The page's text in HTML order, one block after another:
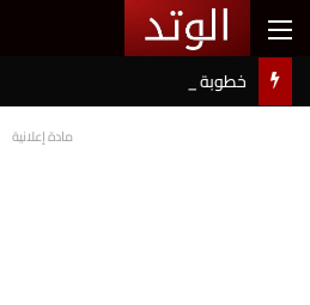
القائمة
مادة إعلانية